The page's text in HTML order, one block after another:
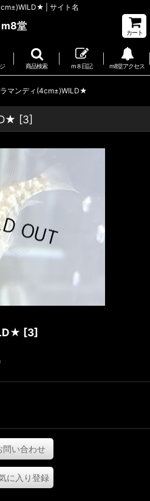
| サイト名
m8堂
カート
商品検索 m８日記 m8堂アクセス
マンディ(4cm±)WILD★
[3]
[3]
問い合わせ
に入り登録